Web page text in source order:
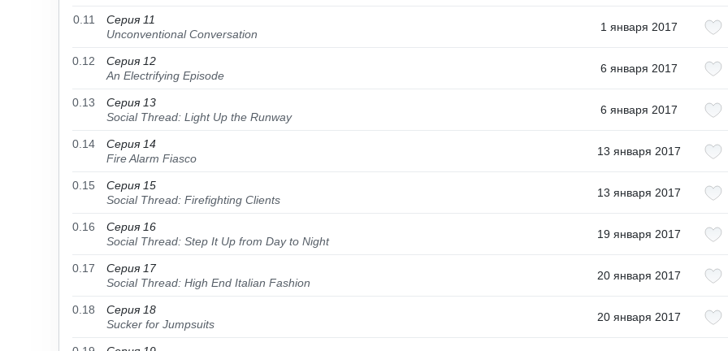
0.11
Серия 11
Unconventional Conversation
1 января 2017
0.12
Серия 12
An Electrifying Episode
6 января 2017
0.13
Серия 13
Social Thread: Light Up the Runway
6 января 2017
0.14
Серия 14
Fire Alarm Fiasco
13 января 2017
0.15
Серия 15
Social Thread: Firefighting Clients
13 января 2017
0.16
Серия 16
Social Thread: Step It Up from Day to Night
19 января 2017
0.17
Серия 17
Social Thread: High End Italian Fashion
20 января 2017
0.18
Серия 18
Sucker for Jumpsuits
20 января 2017